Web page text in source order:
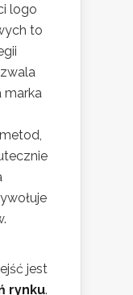
logo
to
marka
jest
rynku.